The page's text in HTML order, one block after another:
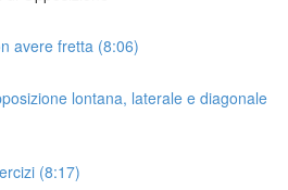
avere fretta (8:06)
lontana, laterale e diagonale
(8:17)